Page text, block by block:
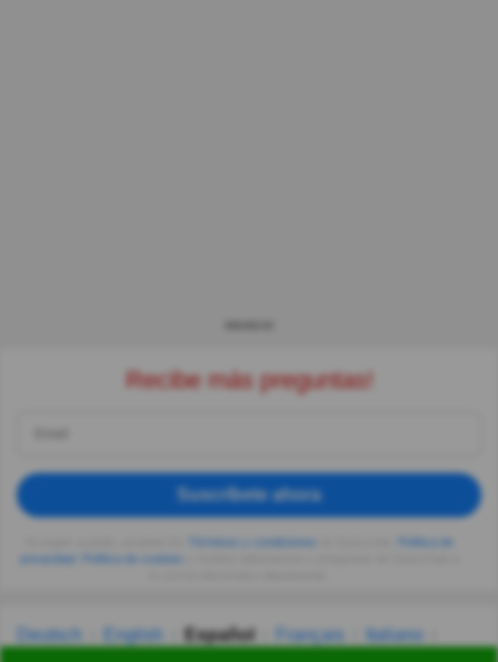
Recibe más preguntas!
Suscríbete ahora
privacidad
Deutsch English Español Français
Italiano